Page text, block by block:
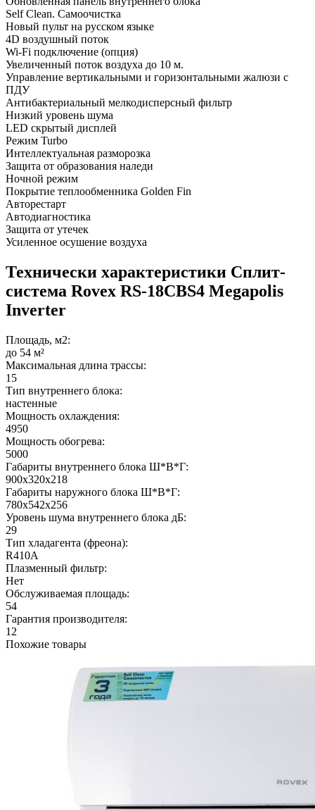
Self Clean. Самоочистка
Новый пульт на русском языке
4D воздушный поток
Wi-Fi подключение (опция)
Увеличенный поток воздуха до 10 м.
Управление вертикальными и горизонтальными жалюзи с
ПДУ
Антибактериальный мелкодисперсный фильтр
Низкий уровень шума
LED скрытый дисплей
Режим Turbo
Интеллектуальная разморозка
Защита от образования наледи
Ночной режим
Покрытие теплообменника Golden Fin
Авторестарт
Автодиагностика
Защита от утечек
Усиленное осушение воздуха
Технически характеристики Сплит-
система Rovex RS-18CBS4 Megapolis
Inverter
Площадь, м2:
до 54 м²
Максимальная длина трассы:
15
Тип внутреннего блока:
настенные
Мощность охлаждения:
4950
Мощность обогрева:
5000
Габариты внутреннего блока Ш*В*Г:
900х320х218
Габариты наружного блока Ш*В*Г:
780х542х256
Уровень шума внутреннего блока дБ:
29
Тип хладагента (фреона):
R410A
Плазменный фильтр:
Нет
Обслуживаемая площадь:
54
Гарантия производителя:
12
Похожие товары